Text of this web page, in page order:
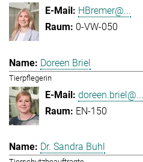
HBremer@...
0-VW-050
Doreen Briel
Tierpflegerin
doreen.briel@...
EN-150
Dr. Sandra Buhl